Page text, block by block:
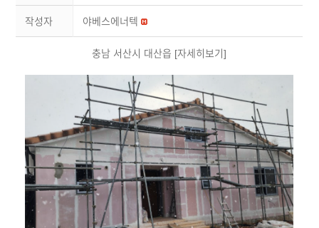
작성자 야베스에너텍
충남 서산시 대산읍 [자세히보기]